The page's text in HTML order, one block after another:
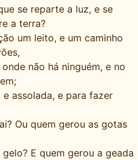
se reparte a luz, e se
a terra?
um leito, e um caminho
não há ninguém, e no
assolada, e para fazer
Ou quem gerou as gotas
E quem gerou a geada